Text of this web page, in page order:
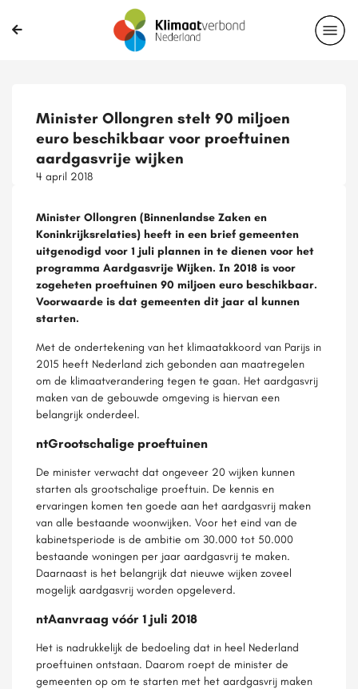
Minister Ollongren stelt 90 miljoen
euro beschikbaar voor proeftuinen
aardgasvrije wijken
4 april 2018
Minister Ollongren (Binnenlandse Zaken en
Koninkrijksrelaties) heeft in een brief gemeenten
uitgenodigd voor 1 juli plannen in te dienen voor het
programma Aardgasvrije Wijken. In 2018 is voor
zogeheten proeftuinen 90 miljoen euro beschikbaar.
Voorwaarde is dat gemeenten dit jaar al kunnen
starten.
Met de ondertekening van het klimaatakkoord van Parijs in
2015 heeft Nederland zich gebonden aan maatregelen
om de klimaatverandering tegen te gaan. Het aardgasvrij
maken van de gebouwde omgeving is hiervan een
belangrijk onderdeel.
ntGrootschalige proeftuinen
De minister verwacht dat ongeveer 20 wijken kunnen
starten als grootschalige proeftuin. De kennis en
ervaringen komen ten goede aan het aardgasvrij maken
van alle bestaande woonwijken. Voor het eind van de
kabinetsperiode is de ambitie om 30.000 tot 50.000
bestaande woningen per jaar aardgasvrij te maken.
Daarnaast is het belangrijk dat nieuwe wijken zoveel
mogelijk aardgasvrij worden opgeleverd.
ntAanvraag vóór 1 juli 2018
Het is nadrukkelijk de bedoeling dat in heel Nederland
proeftuinen ontstaan. Daarom roept de minister de
gemeenten op om te starten met het aardgasvrij maken